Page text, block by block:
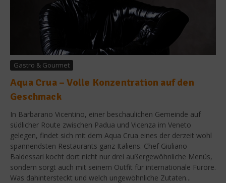
Gastro & Gourmet
Aqua Crua – Volle Konzentration auf den
Geschmack
In Barbarano Vicentino, einer beschaulichen Gemeinde auf
südlicher Route zwischen Padua und Vicenza im Veneto
gelegen, findet sich mit dem Aqua Crua eines der derzeit wohl
spannendsten Restaurants ganz Italiens. Chef Giuliano
Baldessari kocht dort nicht nur drei außergewöhnliche Menüs,
sondern sorgt auch mit seinem Outfit für internationale Furore.
Was dahintersteckt und welch ungewöhnliche Zutaten...